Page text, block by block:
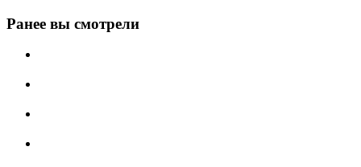
Ранее вы смотрели